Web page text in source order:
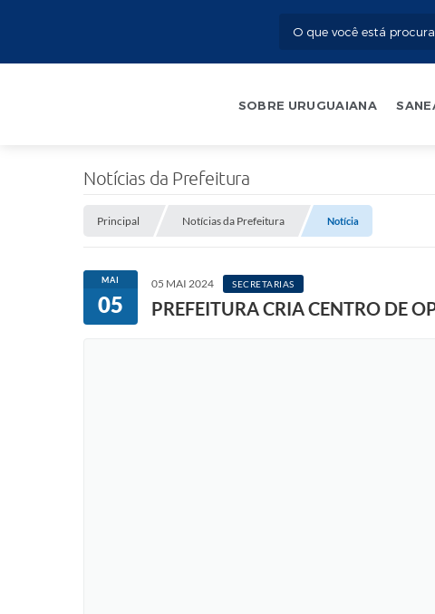
SOBRE URUGUAIANA
Notícias da Prefeitura
Principal Notícias da Prefeitura Notícia
MAI
05
05 MAI 2024 SECRETARIAS
PREFEITURA CRIA CENTRO DE